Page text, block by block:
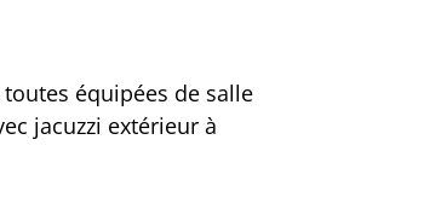
équipées de salle
jacuzzi extérieur à